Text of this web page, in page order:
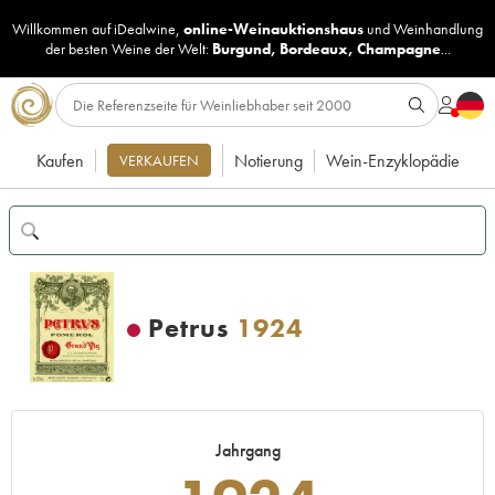
Willkommen auf iDealwine, online-Weinauktionshaus undWeinhandlung
der besten Weine der Welt: Burgund, Bordeaux, Champagne...
Kaufen VERKAUFEN Notierung Wein-Enzyklopädie
Petrus 1924
Jahrgang